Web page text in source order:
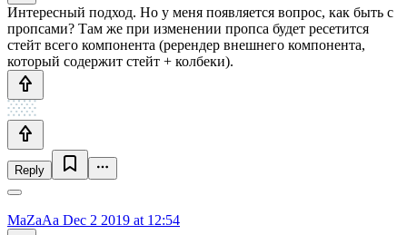
Интересный подход. Но у меня появляется вопрос, как быть с
пропсами? Там же при изменении пропса будет ресетится
стейт всего компонента (ререндер внешнего компонента,
который содержит стейт + колбеки).
Reply
MaZaAa Dec 2 2019 at 12:54